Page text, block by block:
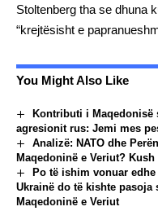
Stoltenberg tha se dhuna
“krejtësisht e
You Might Also Like
Kontributi i Maqedonisë
agresionit rus: Jemi mes
Analizë: NATO dhe
Maqedoninë e Veriut?
Po të ishim vonuar
Ukrainë do të kishte pasoja
Maqedoninë e Veriut